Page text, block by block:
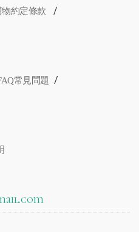
常見問題 /
All Right Reserved.